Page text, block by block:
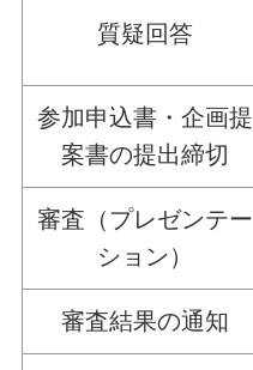
質疑回答
参加申込書・企画提
案書の提出締切
審査（プレゼンテー
ション）
審査結果の通知